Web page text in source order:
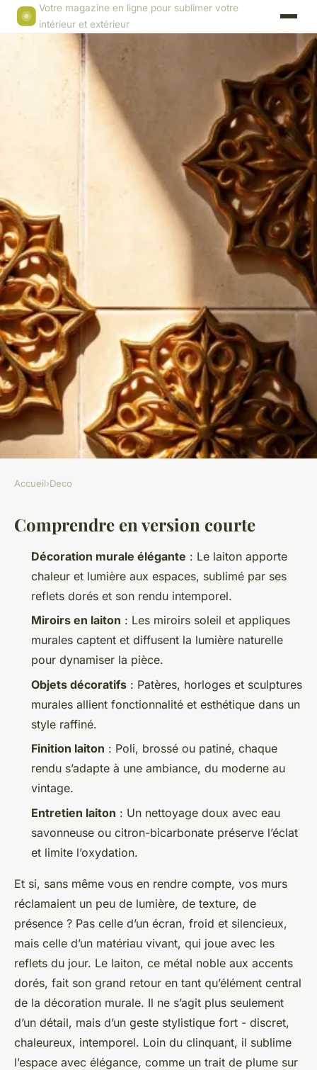
Votre magazine en ligne pour sublimer votre
intérieur et extérieur
Sélection des meilleurs
éléments de décoration
murale en laiton
9 min de lecture
Accueil›Deco
Comprendre en version courte
Décoration murale élégante : Le laiton apporte
chaleur et lumière aux espaces, sublimé par ses
reflets dorés et son rendu intemporel.
Miroirs en laiton : Les miroirs soleil et appliques
murales captent et diffusent la lumière naturelle
pour dynamiser la pièce.
Objets décoratifs : Patères, horloges et sculptures
murales allient fonctionnalité et esthétique dans un
style raffiné.
Finition laiton : Poli, brossé ou patiné, chaque
rendu s’adapte à une ambiance, du moderne au
vintage.
Entretien laiton : Un nettoyage doux avec eau
savonneuse ou citron-bicarbonate préserve l’éclat
et limite l’oxydation.
Et si, sans même vous en rendre compte, vos murs
réclamaient un peu de lumière, de texture, de
présence ? Pas celle d’un écran, froid et silencieux,
mais celle d’un matériau vivant, qui joue avec les
reflets du jour. Le laiton, ce métal noble aux accents
dorés, fait son grand retour en tant qu’élément central
de la décoration murale. Il ne s’agit plus seulement
d’un détail, mais d’un geste stylistique fort - discret,
chaleureux, intemporel. Loin du clinquant, il sublime
l’espace avec élégance, comme un trait de plume sur